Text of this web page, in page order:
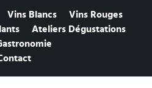
Vins Blancs
Vins Rouges
Ateliers Dégustations